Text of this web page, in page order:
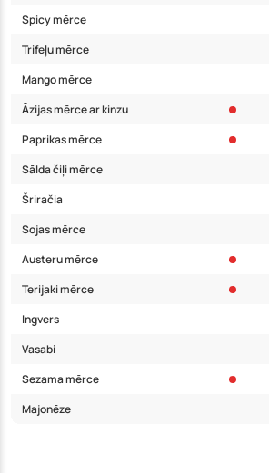
Spicy mērce
Trifeļu mērce
Mango mērce
Āzijas mērce ar kinzu
Paprikas mērce
Sālda čiļi mērce
Šriračia
Sojas mērce
Austeru mērce
Terijaki mērce
Ingvers
Vasabi
Sezama mērce
Majonēze